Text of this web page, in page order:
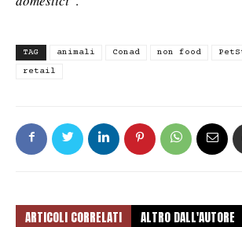
TAG animali Conad non food
retail
ARTICOLI CORRELATI ALTRO DALL'AUTORE